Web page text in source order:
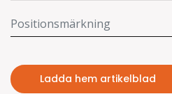
Ladda hem artikelblad